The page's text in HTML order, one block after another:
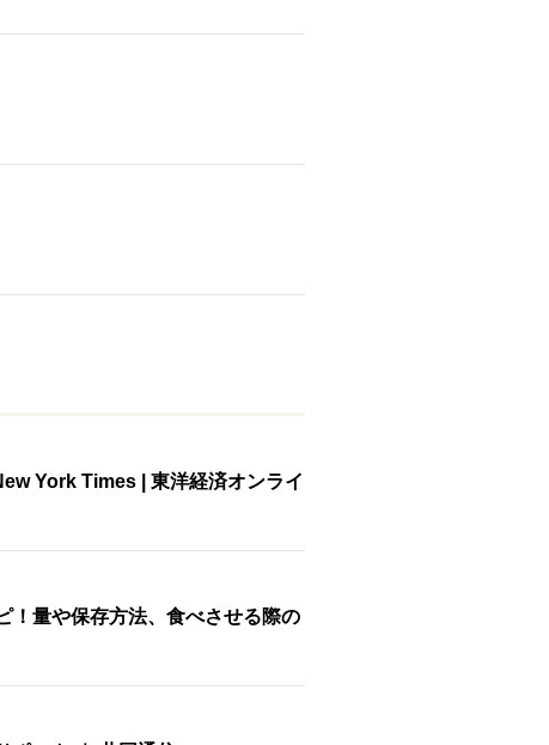
York Times | 東洋経済オンライ
！量や保存方法、食べさせる際の